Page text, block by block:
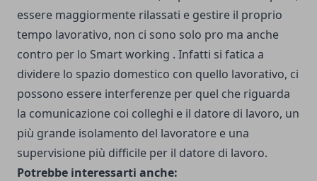
essere maggiormente rilassati e gestire il proprio
tempo lavorativo, non ci sono solo pro ma anche
contro per lo Smart working . Infatti si fatica a
dividere lo spazio domestico con quello lavorativo, ci
possono essere interferenze per quel che riguarda
la comunicazione coi colleghi e il datore di lavoro, un
più grande isolamento del lavoratore e una
supervisione più difficile per il datore di lavoro.
Potrebbe interessarti anche: